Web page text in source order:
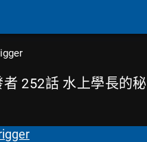
者 252話 水上學長的秘